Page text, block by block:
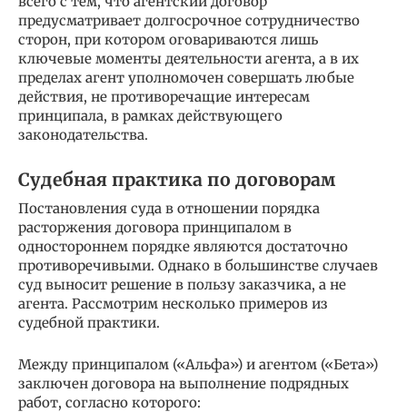
предусматривает долгосрочное сотрудничество
сторон, при котором оговариваются лишь
ключевые моменты деятельности агента, а в их
пределах агент уполномочен совершать любые
действия, не противоречащие интересам
принципала, в рамках действующего
законодательства.
Судебная практика по договорам
Постановления суда в отношении порядка
расторжения договора принципалом в
одностороннем порядке являются достаточно
противоречивыми. Однако в большинстве случаев
суд выносит решение в пользу заказчика, а не
агента. Рассмотрим несколько примеров из
судебной практики.
Между принципалом («Альфа») и агентом («Бета»)
заключен договора на выполнение подрядных
работ, согласно которого: